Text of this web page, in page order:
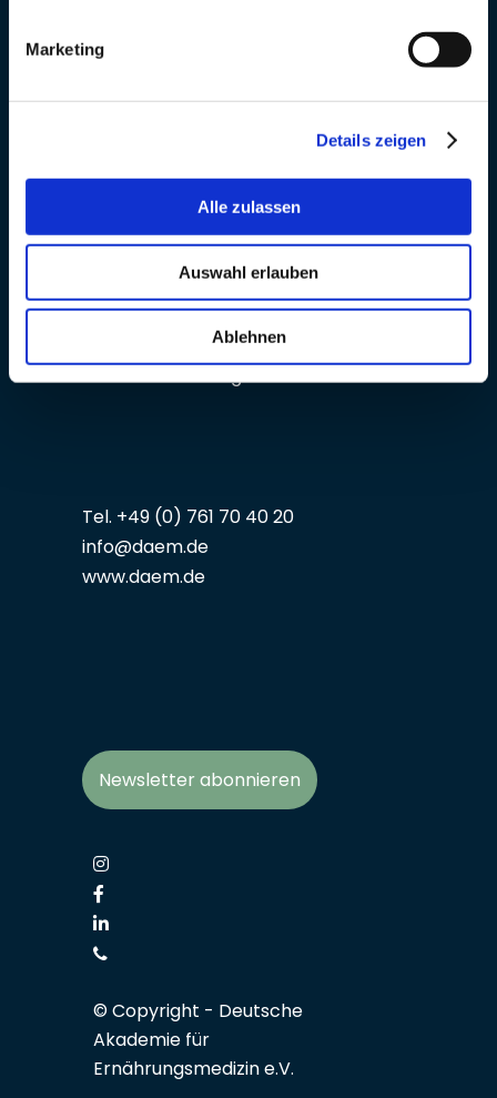
Marketing
Details zeigen
Alle zulassen
Auswahl erlauben
Ablehnen
Ernährungsmedizin e.V.
Reichsgrafenstraße 11
D-79102 Freiburg
Tel. +49 (0) 761 70 40 20
info@daem.de
www.daem.de
Newsletter abonnieren
© Copyright - Deutsche
Akademie für
Ernährungsmedizin e.V.